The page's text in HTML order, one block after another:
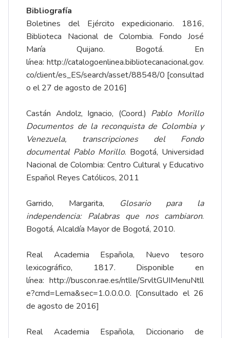
Bibliografía
Boletines del Ejército expedicionario. 1816,
Biblioteca Nacional de Colombia. Fondo José
María Quijano. Bogotá. En
línea: http://catalogoenlinea.bibliotecanacional.gov.
co/client/es_ES/search/asset/88548/0 [consultad
o el 27 de agosto de 2016]
Castán Andolz, Ignacio, (Coord.) Pablo Morillo
Documentos de la reconquista de Colombia y
Venezuela, transcripciones del Fondo
documental Pablo Morillo. Bogotá, Universidad
Nacional de Colombia: Centro Cultural y Educativo
Español Reyes Católicos, 2011
Garrido, Margarita,
Glosario para la
independencia: Palabras que nos cambiaron.
Bogotá, Alcaldía Mayor de Bogotá, 2010.
Real Academia Española, Nuevo tesoro
lexicográfico, 1817. Disponible en
línea: http://buscon.rae.es/ntlle/SrvltGUIMenuNtll
e?cmd=Lema&sec=1.0.0.0.0. [Consultado el 26
de agosto de 2016]
Real Academia Española, Diccionario de